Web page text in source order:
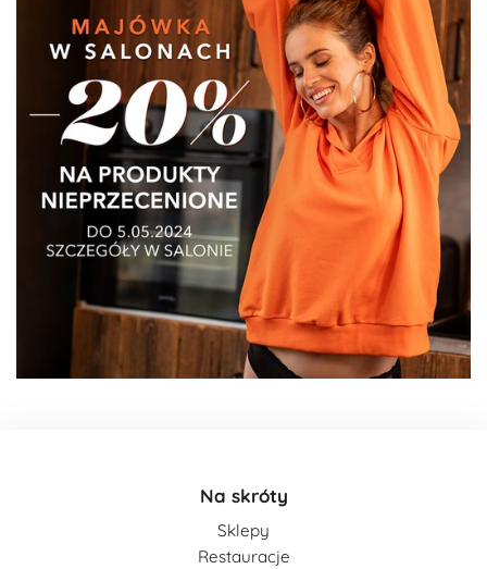
Na skróty
Sklepy
Restauracje